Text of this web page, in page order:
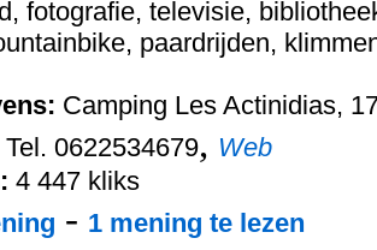
fotografie, televisie,
paardrijden,
Camping Les Actinidias,
0622534679, Web
4 447 kliks
- 1 mening te lezen